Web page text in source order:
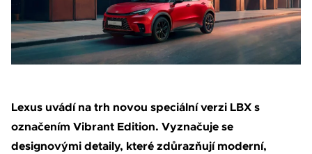
Lexus uvádí na trh novou speciální verzi LBX s
označením Vibrant Edition. Vyznačuje se
designovými detaily, které zdůrazňují moderní,
Váše zpráva byla
odeslána. Děkujeme
za Váš zájem!
Při odesílání se
vyskytla chyba.
Zkuste to prosím za